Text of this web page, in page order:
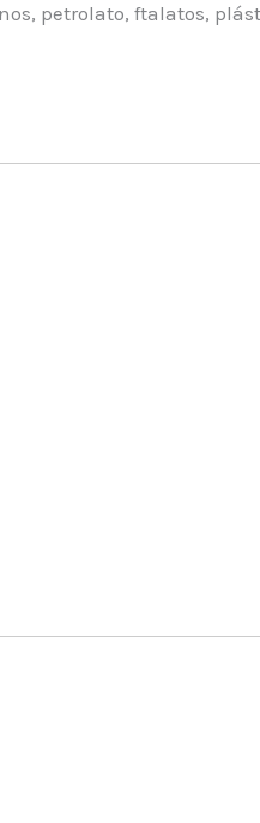
petrolato, ftalatos,